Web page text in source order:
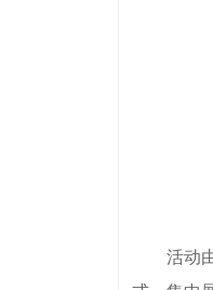
活动由